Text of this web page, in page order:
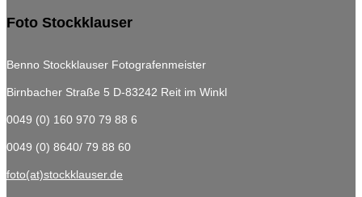
Foto Stockklauser
Benno Stockklauser Fotografenmeister
Birnbacher Straße 5 D-83242 Reit im Winkl
0049 (0) 160 970 79 88 6
0049 (0) 8640/ 79 88 60
foto(at)stockklauser.de